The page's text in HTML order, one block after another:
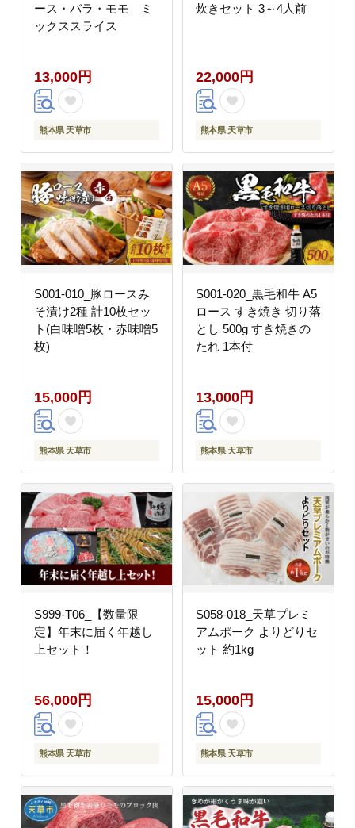
ース・バラ・モモ ミ
ックススライス
13,000円
熊本県 天草市
炊きセット 3～4人前
22,000円
熊本県 天草市
S001-010_豚ロースみ
そ漬け2種 計10枚セッ
ト(白味噌5枚・赤味噌5
枚)
15,000円
熊本県 天草市
S001-020_黒毛和牛 A5
ロース すき焼き 切り落
とし 500g すき焼きの
たれ 1本付
13,000円
熊本県 天草市
S999-T06_【数量限
定】年末に届く年越し
上セット！
56,000円
熊本県 天草市
S058-018_天草プレミ
アムポーク よりどりセ
ット 約1kg
15,000円
熊本県 天草市